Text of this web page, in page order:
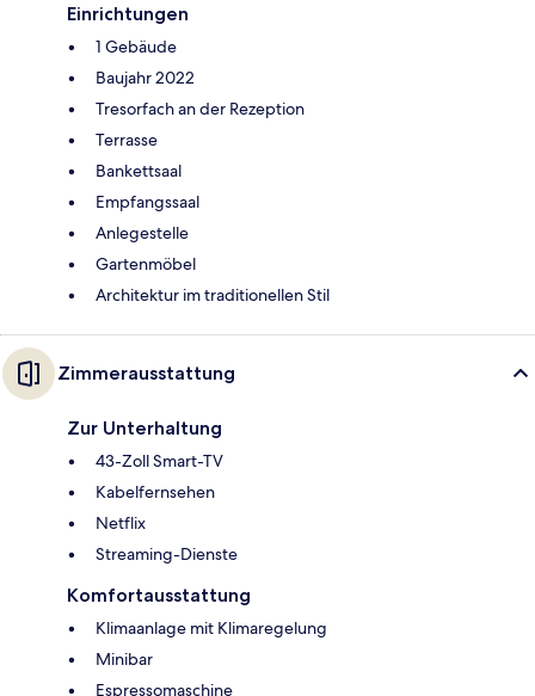
Einrichtungen
1 Gebäude
Baujahr 2022
Tresorfach an der Rezeption
Terrasse
Bankettsaal
Empfangssaal
Anlegestelle
Gartenmöbel
Architektur im traditionellen Stil
Zimmerausstattung
Zur Unterhaltung
43-Zoll Smart-TV
Kabelfernsehen
Netflix
Streaming-Dienste
Komfortausstattung
Klimaanlage mit Klimaregelung
Minibar
Espressomaschine